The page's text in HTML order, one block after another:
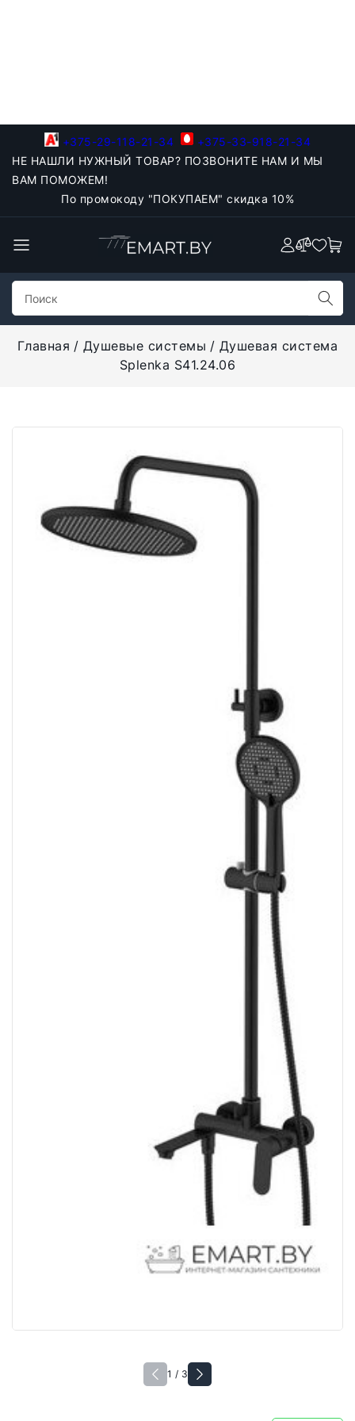
+375-29-118-21-34
+375-33-918-21-34
НЕ НАШЛИ НУЖНЫЙ ТОВАР? ПОЗВОНИТЕ НАМ И МЫ
ВАМ ПОМОЖЕМ!
По промокоду "ПОКУПАЕМ" скидка 10%
Главная Душевые системы
Душевая система
Splenka S41.24.06
1 / 3